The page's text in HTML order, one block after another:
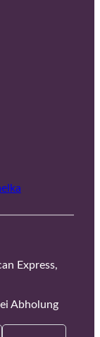
Express,
Abholung